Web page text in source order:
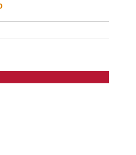
och ditt
när du
innehåll